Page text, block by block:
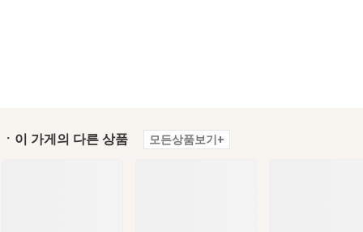
ㆍ이 가게의 다른 상품 모든상품보기+